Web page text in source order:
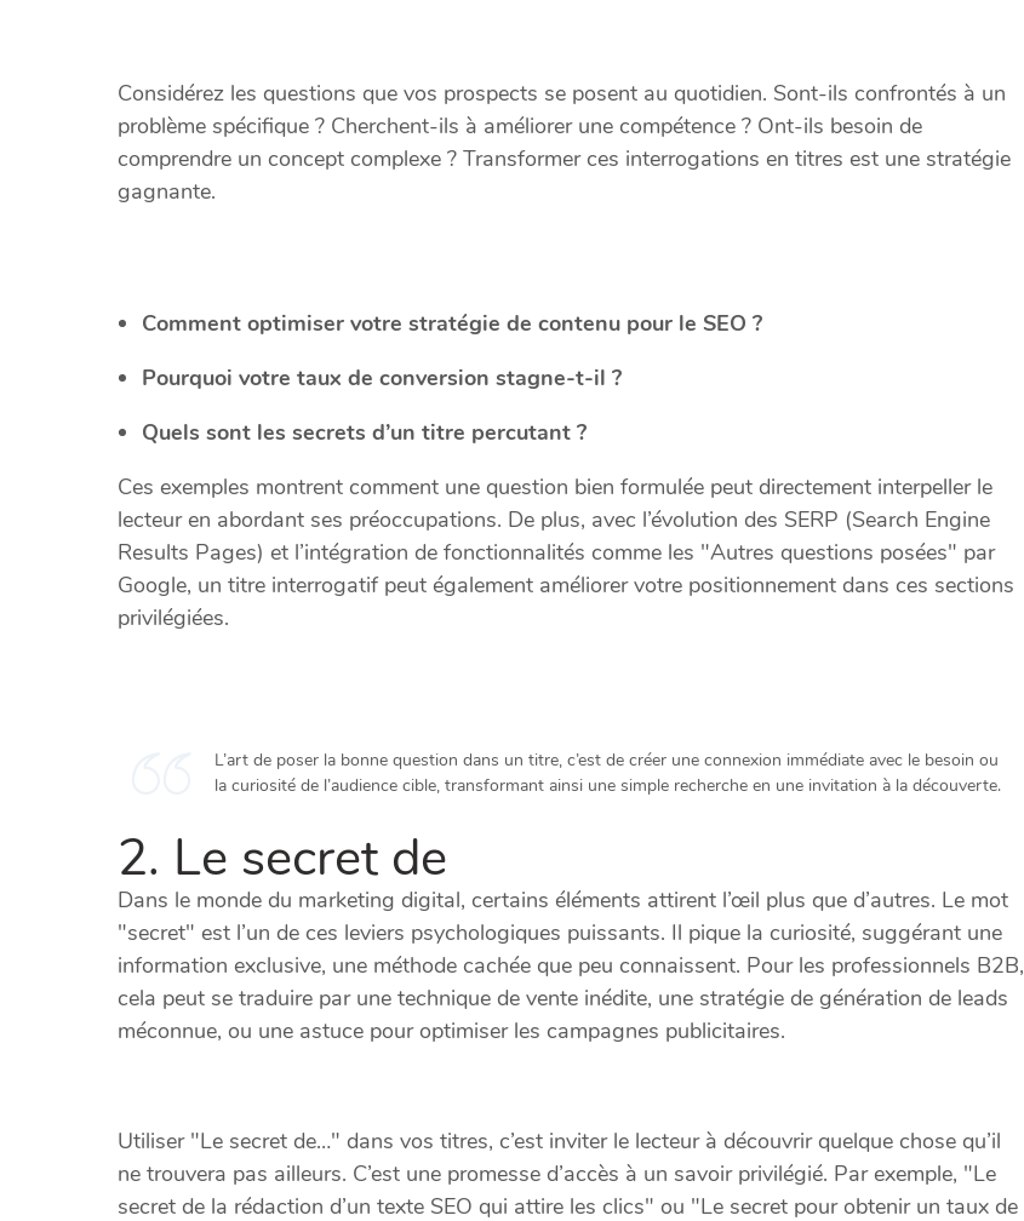
Considérez les questions que vos prospects se posent au quotidien. Sont-ils confrontés à un
problème spécifique ? Cherchent-ils à améliorer une compétence ? Ont-ils besoin de
comprendre un concept complexe ? Transformer ces interrogations en titres est une stratégie
gagnante.
Comment optimiser votre stratégie de contenu pour le SEO ?
Pourquoi votre taux de conversion stagne-t-il ?
Quels sont les secrets d’un titre percutant ?
Ces exemples montrent comment une question bien formulée peut directement interpeller le
lecteur en abordant ses préoccupations. De plus, avec l’évolution des SERP (Search Engine
Results Pages) et l’intégration de fonctionnalités comme les "Autres questions posées" par
Google, un titre interrogatif peut également améliorer votre positionnement dans ces sections
privilégiées.
L’art de poser la bonne question dans un titre, c’est de créer une connexion immédiate avec le besoin ou
la curiosité de l’audience cible, transformant ainsi une simple recherche en une invitation à la découverte.
2. Le secret de
Dans le monde du marketing digital, certains éléments attirent l’œil plus que d’autres. Le mot
"secret" est l’un de ces leviers psychologiques puissants. Il pique la curiosité, suggérant une
information exclusive, une méthode cachée que peu connaissent. Pour les professionnels B2B,
cela peut se traduire par une technique de vente inédite, une stratégie de génération de leads
méconnue, ou une astuce pour optimiser les campagnes publicitaires.
Utiliser "Le secret de…" dans vos titres, c’est inviter le lecteur à découvrir quelque chose qu’il
ne trouvera pas ailleurs. C’est une promesse d’accès à un savoir privilégié. Par exemple, "Le
secret de la rédaction d’un texte SEO qui attire les clics" ou "Le secret pour obtenir un taux de